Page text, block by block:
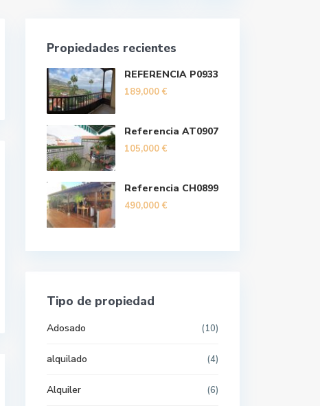
Propiedades recientes
REFERENCIA P0933
189,000 €
Referencia AT0907
105,000 €
Referencia CH0899
490,000 €
Tipo de propiedad
Adosado (10)
alquilado (4)
Alquiler (6)